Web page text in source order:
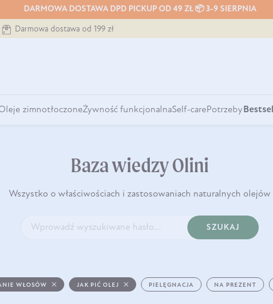
DARMOWA DOSTAWA DPD PICKUP OD 49 ZŁ 📦 3-9 SIERPNIA
Darmowa dostawa od 199 zł
zimnotłoczoneŻywność funkcjonalnaSelf-carePotrzeby
Baza wiedzy Olini
Wszystko o właściwościach i zastosowaniach naturalnych olejów
SZUKAJ
WŁOSÓW JAK PIĆ OLEJ PIELĘGNACJA NA PREZENT